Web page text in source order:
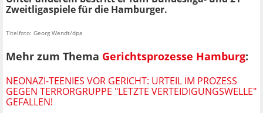
Zweitligaspiele für die Hamburger.
Titelfoto: Georg Wendt/dpa
Mehr zum Thema Gerichtsprozesse Hamburg:
NEONAZI-TEENIES VOR GERICHT: URTEIL IM PROZESS
GEGEN TERRORGRUPPE "LETZTE VERTEIDIGUNGSWELLE"
GEFALLEN!